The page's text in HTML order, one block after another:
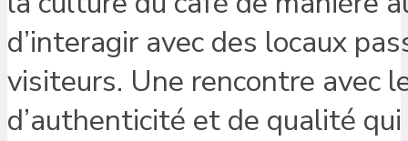
d’interagir avec des locaux
visiteurs. Une rencontre avec
d’authenticité et de qualité